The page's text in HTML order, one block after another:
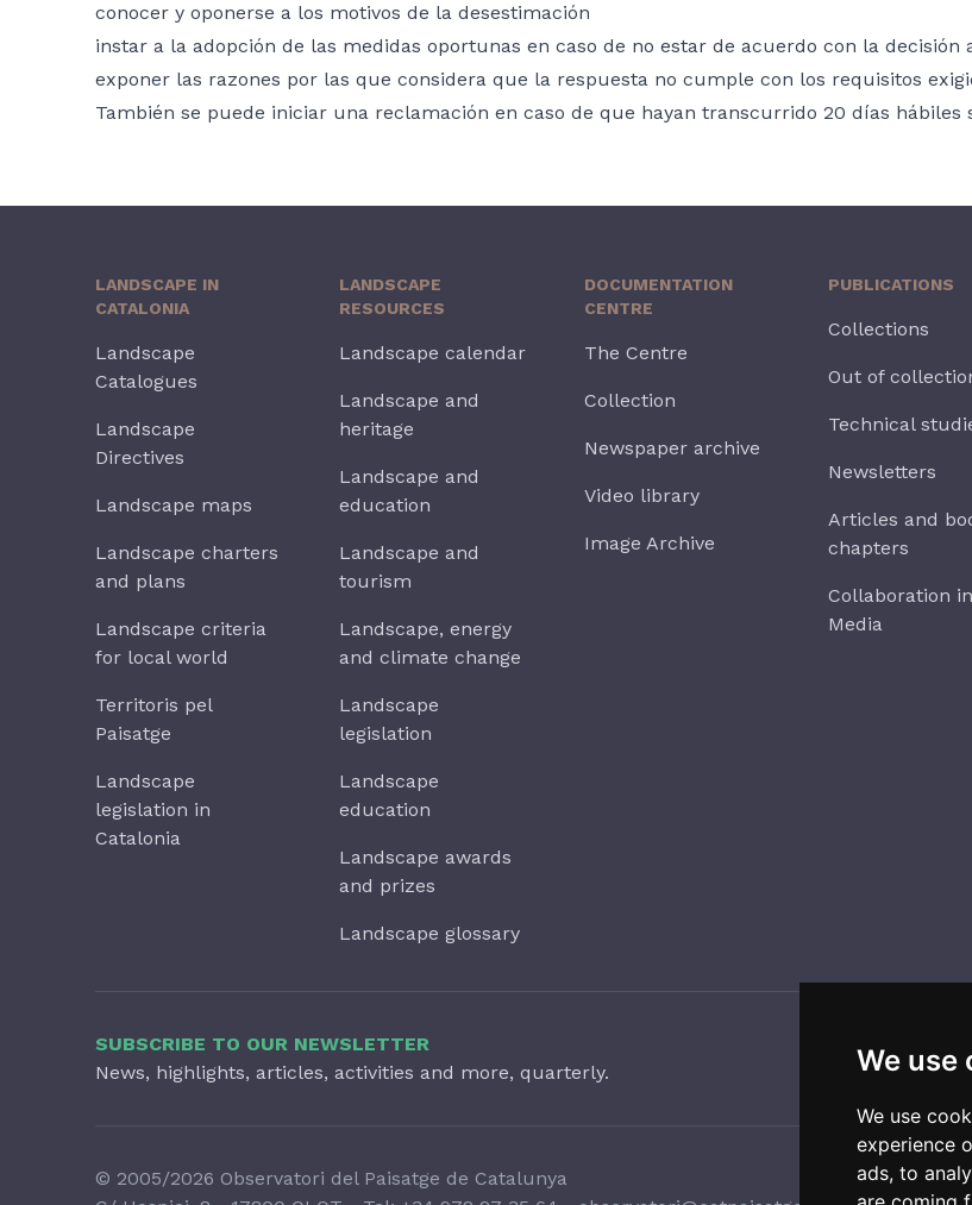
We use
We use
experience
ads, to
conocer y oponerse a los motivos de la desestimación
instar a la adopción de las medidas oportunas en caso de no estar de acuerdo con la decisión
exponer las razones por las que considera que la respuesta no cumple con los requisitos
También se puede iniciar una reclamación en caso de que hayan transcurrido 20 días hábiles
LANDSCAPE IN
CATALONIA
Landscape
Catalogues
Landscape
Directives
Landscape maps
Landscape charters
and plans
Landscape criteria
for local world
Territoris pel
Paisatge
Landscape
legislation in
Catalonia
LANDSCAPE
RESOURCES
Landscape calendar
Landscape and
heritage
Landscape and
education
Landscape and
tourism
Landscape, energy
and climate change
Landscape
legislation
Landscape
education
Landscape awards
and prizes
Landscape glossary
DOCUMENTATION
CENTRE
The Centre
Collection
Newspaper archive
Video library
Image Archive
PUBLICATIONS
Collections
Out of
Technical
Newsletters
Articles and
chapters
Collaboration
Media
SUBSCRIBE TO OUR NEWSLETTER
News, highlights, articles, activities and more, quarterly.
© 2005/2026 Observatori del Paisatge de Catalunya